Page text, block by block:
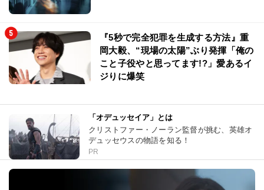
『5秒で完全犯罪を生成する方法』重
岡大毅、“現場の太陽”ぶり発揮「俺の
こと子役やと思ってます!?」愛あるイ
ジりに爆笑
「オデュッセイア」とは
クリストファー・ノーラン監督が挑む、英雄オ
デュッセウスの物語を知る！
PR